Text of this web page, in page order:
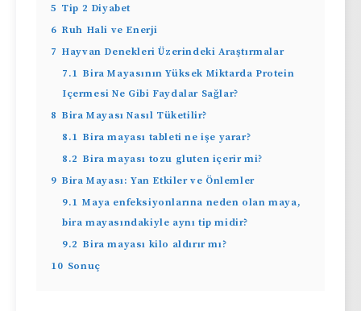
5 Tip 2 Diyabet
6 Ruh Hali ve Enerji
7 Hayvan Denekleri Üzerindeki Araştırmalar
7.1 Bira Mayasının Yüksek Miktarda Protein
Içermesi Ne Gibi Faydalar Sağlar?
8 Bira Mayası Nasıl Tüketilir?
8.1 Bira mayası tableti ne işe yarar?
8.2 Bira mayası tozu gluten içerir mi?
9 Bira Mayası: Yan Etkiler ve Önlemler
9.1 Maya enfeksiyonlarına neden olan maya,
bira mayasındakiyle aynı tip midir?
9.2 Bira mayası kilo aldırır mı?
10 Sonuç